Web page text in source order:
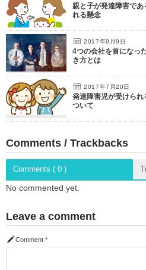
親と子が発達障害で
れる懸念
2017年9月9日
4つの会社を首になっ
き方とは
2017年7月20日
発達障害児が受けら
ついて
Comments / Trackbacks
Comments ( 0 )
No commented yet.
Leave a comment
Comment *